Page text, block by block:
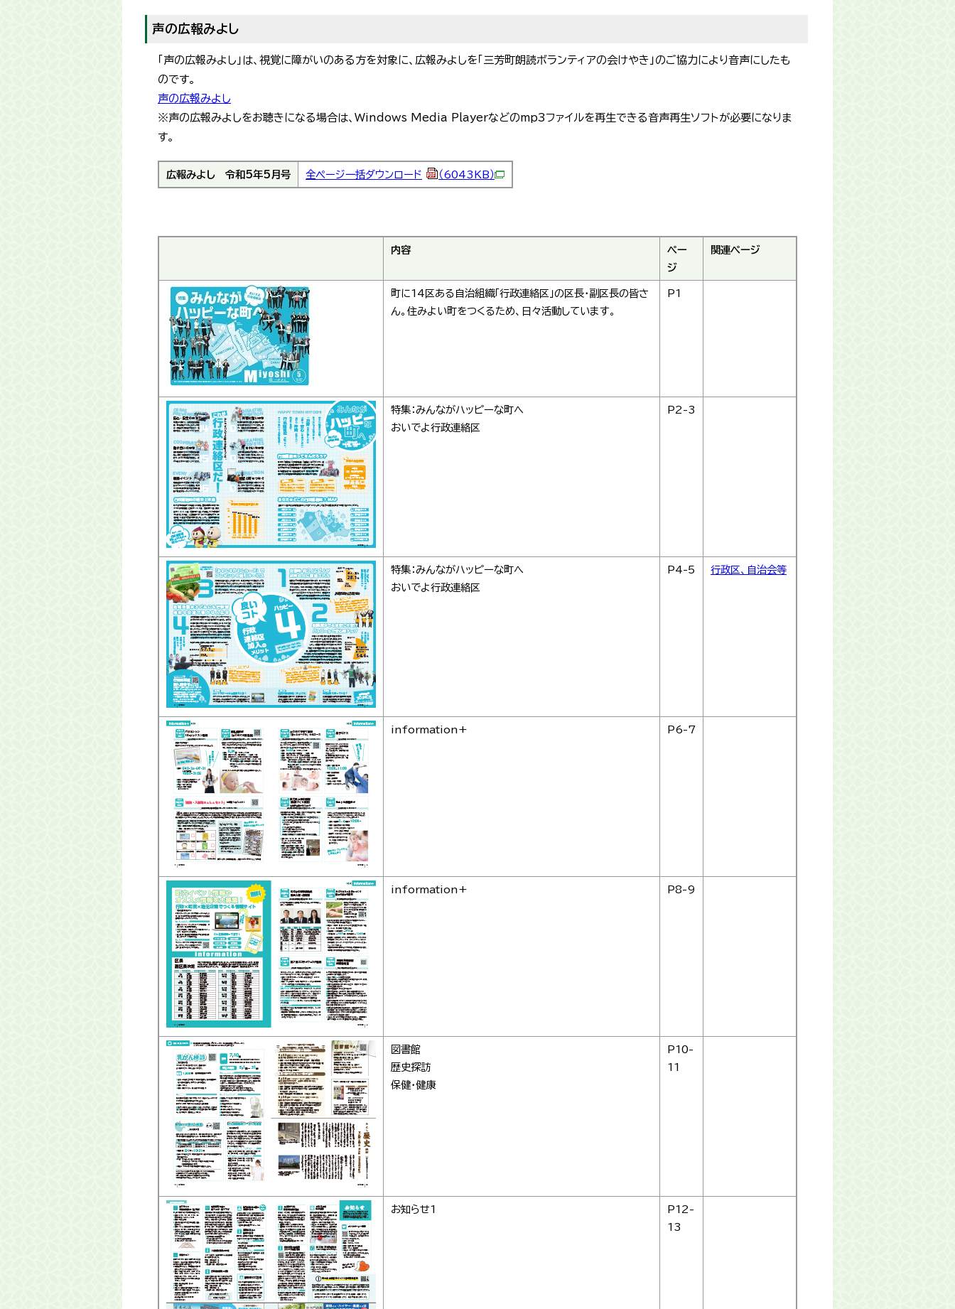
声の広報みよし
「声の広報みよし」は、視覚に障がいのある方を対象に、広報みよしを「三芳町朗読ボランティアの会けやき」のご協力により音声にしたも
のです。
声の広報みよし
※声の広報みよしをお聴きになる場合は、Windows Media Playerなどのmp3ファイルを再生できる音声再生ソフトが必要になりま
す。
広報みよし 令和5年5月号 全ページ一括ダウンロード （6043KB）
内容
ペー
ジ
関連ページ
町に14区ある自治組織「行政連絡区」の区長・副区長の皆さ
ん。住みよい町をつくるため、日々活動しています。
P1
特集：みんながハッピーな町へ
おいでよ行政連絡区
P2-3
特集：みんながハッピーな町へ
おいでよ行政連絡区
P4-5 行政区、自治会等
information+ P6-7
information+ P8-9
図書館
歴史探訪
保健・健康
P10-
11
お知らせ1
P12-
13